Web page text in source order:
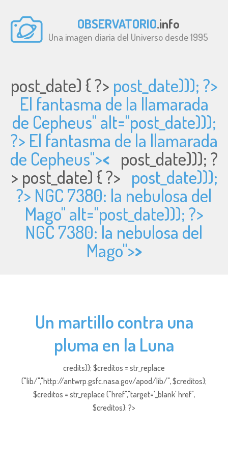
OBSERVATORIO.info
Una imagen diaria del Universo desde 1995
post_date) { ?> post_date))); ?>
El fantasma de la llamarada
de Cepheus" alt="post_date)));
?> El fantasma de la llamarada
de Cepheus">< post_date))); ?
> post_date) { ?> post_date)));
?> NGC 7380: la nebulosa del
Mago" alt="post_date))); ?>
NGC 7380: la nebulosa del
Mago">>
Un martillo contra una
pluma en la Luna
credits)); $creditos = str_replace
("lib/","http://antwrp.gsfc.nasa.gov/apod/lib/", $creditos);
$creditos = str_replace ("href","target='_blank' href",
$creditos); ?>